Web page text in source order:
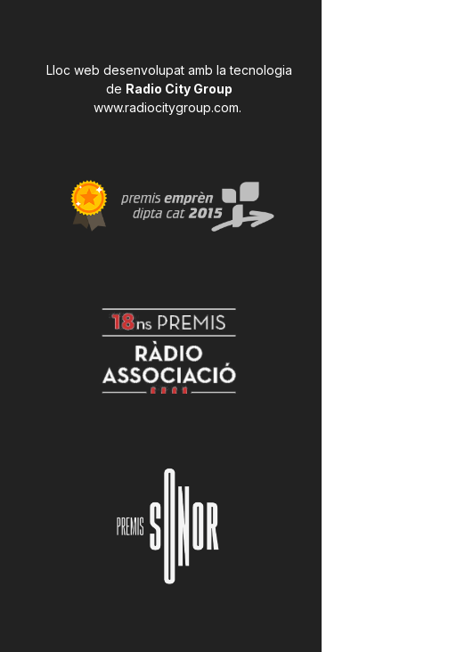
Lloc web desenvolupat amb la tecnologia
de Radio City Group
www.radiocitygroup.com.